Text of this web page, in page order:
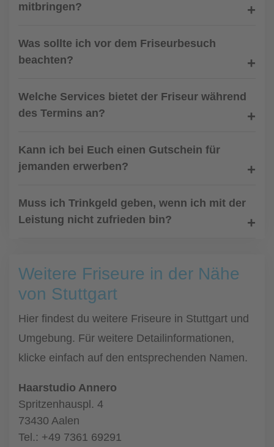
mitbringen?
Was sollte ich vor dem Friseurbesuch
beachten?
Welche Services bietet der Friseur während
des Termins an?
Kann ich bei Euch einen Gutschein für
jemanden erwerben?
Muss ich Trinkgeld geben, wenn ich mit der
Leistung nicht zufrieden bin?
Weitere Friseure in der Nähe
von Stuttgart
Hier findest du weitere Friseure in Stuttgart und
Umgebung. Für weitere Detailinformationen,
klicke einfach auf den entsprechenden Namen.
Haarstudio Annero
Spritzenhauspl. 4
73430 Aalen
Tel.: +49 7361 69291